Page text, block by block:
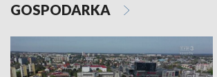
GOSPODARKA